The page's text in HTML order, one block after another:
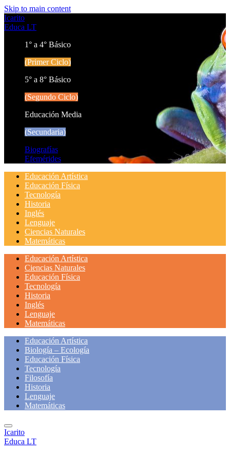
Skip to main content
Icarito
Educa LT
1° a 4° Básico
(Primer Ciclo)
5° a 8° Básico
(Segundo Ciclo)
Educación Media
(Secundaria)
Biografías
Efemérides
Educación Artística
Educación Física
Tecnología
Historia
Inglés
Lenguaje
Ciencias Naturales
Matemáticas
Educación Artística
Ciencias Naturales
Educación Física
Tecnología
Historia
Inglés
Lenguaje
Matemáticas
Educación Artística
Biología – Ecología
Educación Física
Tecnología
Filosofía
Historia
Lenguaje
Matemáticas
Icarito
Educa LT